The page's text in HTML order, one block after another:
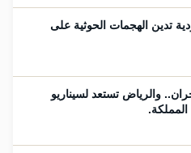
تدين الهجمات الحوثية على
في نجران.. والرياض تستعد لسيناريو